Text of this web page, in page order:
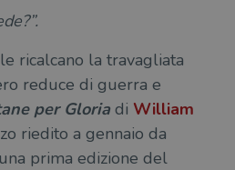
ricalcano la travagliata
reduce di guerra e
per Gloria di William
riedito a gennaio da
prima edizione del